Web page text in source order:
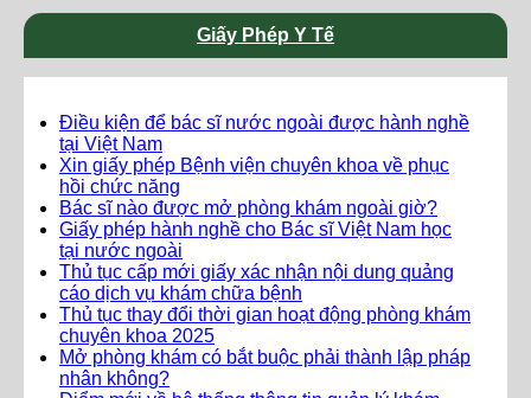
Giấy Phép Y Tế
Điều kiện để bác sĩ nước ngoài được hành nghề
tại Việt Nam
Xin giấy phép Bệnh viện chuyên khoa về phục
hồi chức năng
Bác sĩ nào được mở phòng khám ngoài giờ?
Giấy phép hành nghề cho Bác sĩ Việt Nam học
tại nước ngoài
Thủ tục cấp mới giấy xác nhận nội dung quảng
cáo dịch vụ khám chữa bệnh
Thủ tục thay đổi thời gian hoạt động phòng khám
chuyên khoa 2025
Mở phòng khám có bắt buộc phải thành lập pháp
nhân không?